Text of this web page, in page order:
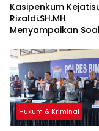
Kasipenkum
Rizaldi.SH.MH
Menyampaikan
Dalam Kasus
Aset Perkebunan
JPU, Akan Banding
Hukum & Kriminal